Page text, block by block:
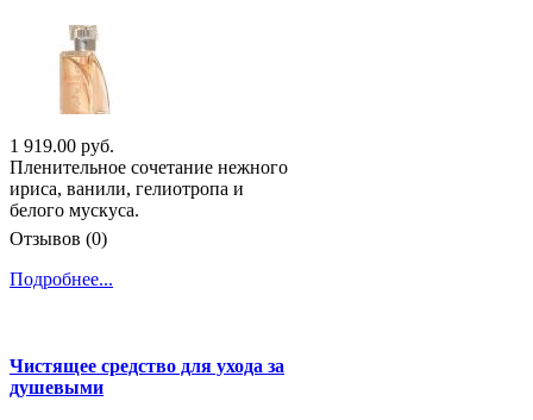
1 919.00 руб.
Пленительное сочетание нежного
ириса, ванили, гелиотропа и
белого мускуса.
Отзывов (0)
Подробнее...
Чистящее средство для ухода за
душевыми